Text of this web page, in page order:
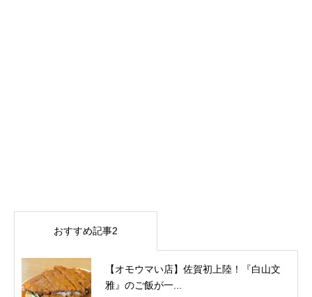
おすすめ記事2
【オモウマい店】佐賀初上陸！『白山文
雅』のご飯が一...